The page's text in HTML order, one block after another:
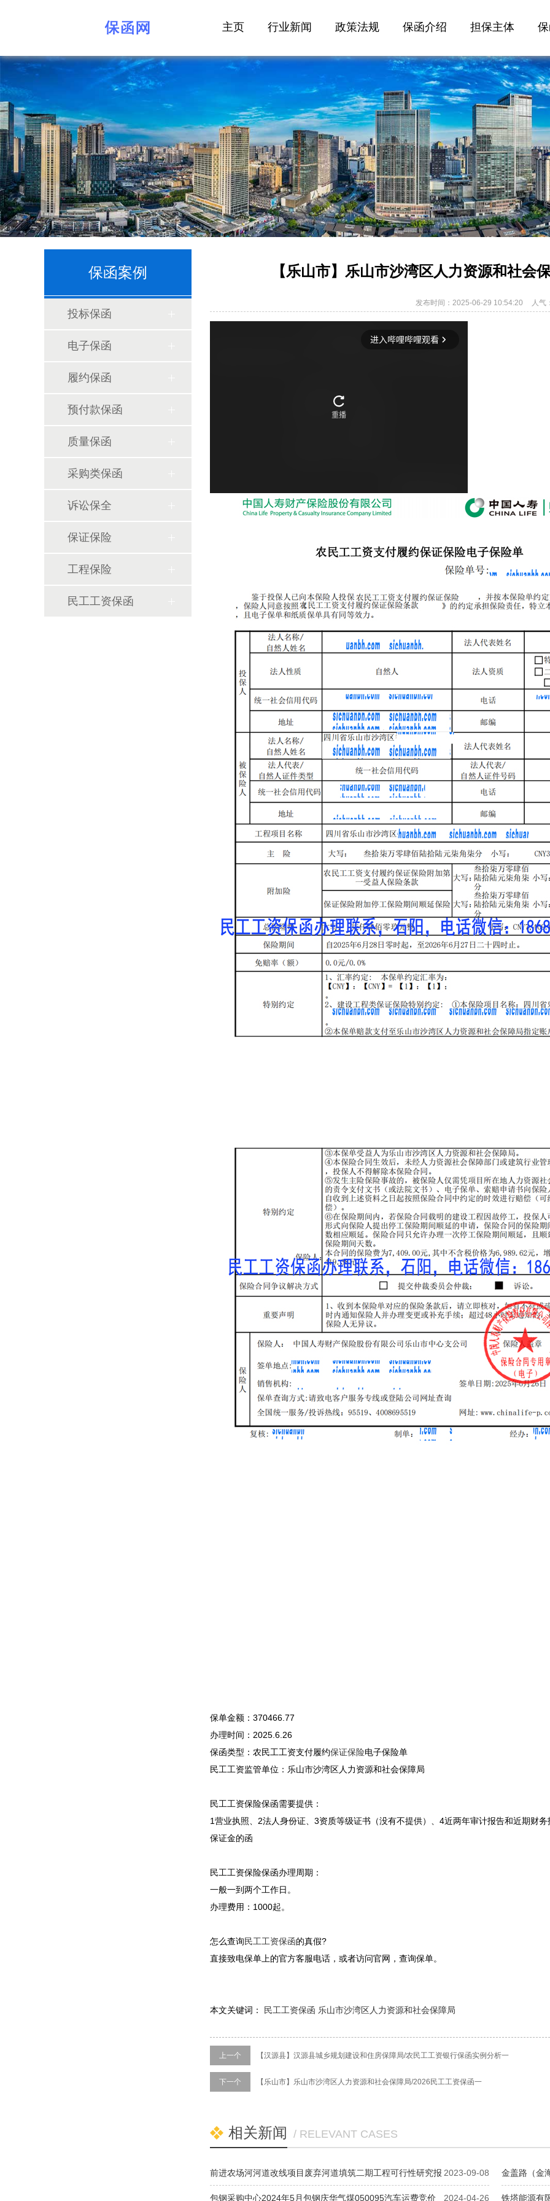
主页 行业新闻 政策法规 保函介绍 担保主体
保函案例
投标保函
电子保函
履约保函
预付款保函
质量保函
采购类保函
诉讼保全
保证保险
工程保险
民工工资保函
【乐山市】乐山市沙湾区人力资源和社会
发布时间：2025-06-29 10:54:20 人气
保单金额：370466.77
办理时间：2025.6.26
保函类型：农民工工资支付履约保证保险电子保险单
民工工资监管单位：乐山市沙湾区人力资源和社会保障局
民工工资保险保函需要提供：
1营业执照、2法人身份证、3资质等级证书（没有不提供）、 4近两年审计报告和近期财
保证金的函
民工工资保险保函办理周期：
一般一到两个工作日。
办理费用：1000起。
怎么查询民工工资保函的真假?
直接致电保单上的官方客服电话，或者访问官网，查询保单。
本文关键词： 民工工资保函 乐山市沙湾区人力资源和社会保障局
上一个 【汉源县】汉源县城乡规划建设和住房保障局/农民工工资银行保函实例分析一
下一个 【乐山市】乐山市沙湾区人力资源和社会保障局/2026民工工资保函一
相关新闻 / RELEVANT CASES
2023-09-08
前进农场河河道改线项目废弃河道填筑二期工程可行性研究报
告及初步设计编制竞争性磋商公告
金盖路（金
2024-04-26
包钢采购中心2024年5月包钢庆华气煤050095汽车运费竞价 铁塔能源有